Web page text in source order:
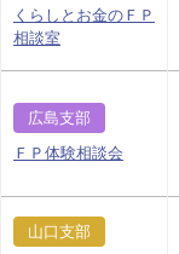
くらしとお金のＦＰ
相談室
広島支部
ＦＰ体験相談会
山口支部